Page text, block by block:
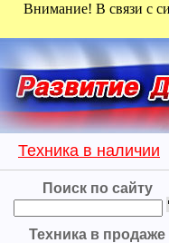
Внимание! В связи с
Техника в наличии
Поиск по сайту
Техника в продаже